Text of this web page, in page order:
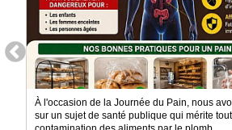
À l'occasion de la Journée du Pain, nous
sur un sujet de santé publique qui mérite